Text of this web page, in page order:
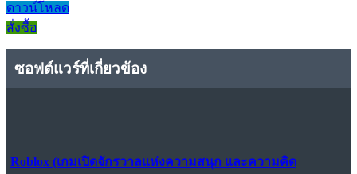
ดาวน์โหลด
สั่งซื้อ
ซอฟต์แวร์ที่เกี่ยวข้อง
Roblox (เกมเปิดจักรวาลแห่งความสนุก และความคิด